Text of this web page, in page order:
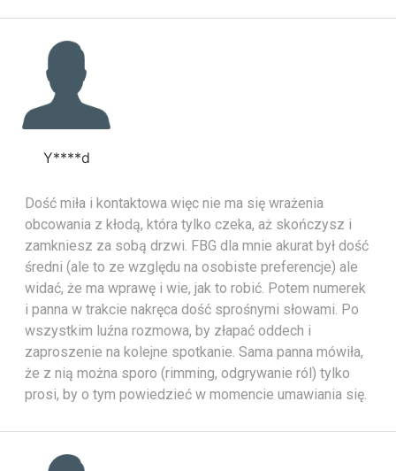
Y****d
Dość miła i kontaktowa więc nie ma się wrażenia
obcowania z kłodą, która tylko czeka, aż skończysz i
zamkniesz za sobą drzwi. FBG dla mnie akurat był dość
średni (ale to ze względu na osobiste preferencje) ale
widać, że ma wprawę i wie, jak to robić. Potem numerek
i panna w trakcie nakręca dość sprośnymi słowami. Po
wszystkim luźna rozmowa, by złapać oddech i
zaproszenie na kolejne spotkanie. Sama panna mówiła,
że z nią można sporo (rimming, odgrywanie ról) tylko
prosi, by o tym powiedzieć w momencie umawiania się.